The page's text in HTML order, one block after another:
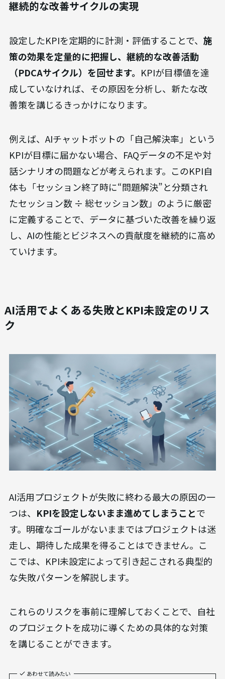
継続的な改善サイクルの実現
設定したKPIを定期的に計測・評価することで、 施
策の効果を定量的に把握し、継続的な改善活動
（PDCAサイクル）を回せます。 KPIが目標値を達
成していなければ、その原因を分析し、新たな改
善策を講じるきっかけになります。
例えば、AIチャットボットの「自己解決率」という
KPIが目標に届かない場合、FAQデータの不足や対
話シナリオの問題などが考えられます。このKPI自
体も「セッション終了時に“問題解決”と分類され
たセッション数 ÷ 総セッション数」のように厳密
に定義することで、データに基づいた改善を繰り返
し、AIの性能とビジネスへの貢献度を継続的に高め
ていけます。
AI活用でよくある失敗とKPI未設定のリス
ク
AI活用プロジェクトが失敗に終わる最大の原因の一
つは、 KPIを設定しないまま進めてしまうことで
す。明確なゴールがないままではプロジェクトは迷
走し、期待した成果を得ることはできません。こ
こでは、KPI未設定によって引き起こされる典型的
な失敗パターンを解説します。
これらのリスクを事前に理解しておくことで、自社
のプロジェクトを成功に導くための具体的な対策
を講じることができます。
あわせて読みたい